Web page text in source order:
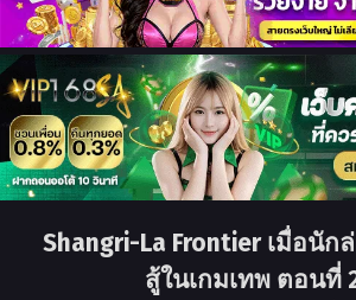
Shangri-La Frontier เมื่อนัก
สู้ในเกมเทพ ตอนที่